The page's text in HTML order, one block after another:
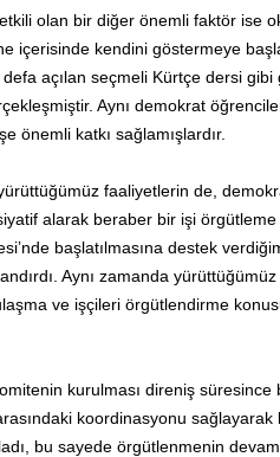
olan bir diğer önemli faktör ise
içerisinde kendini göstermeye
açılan seçmeli Kürtçe dersi gibi
Aynı demokrat
önemli katkı sağlamışlardır.
faaliyetlerin de,
alarak beraber bir işi
başlatılmasına destek
Aynı zamanda
ve işçileri örgütlendirme
kurulması direniş süresince
koordinasyonu sağlayarak
bu sayede örgütlenmenin